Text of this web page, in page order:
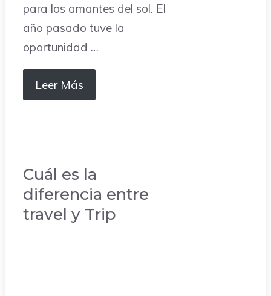
para los amantes del sol. El
año pasado tuve la
oportunidad …
Leer Más
Cuál es la
diferencia entre
travel y Trip